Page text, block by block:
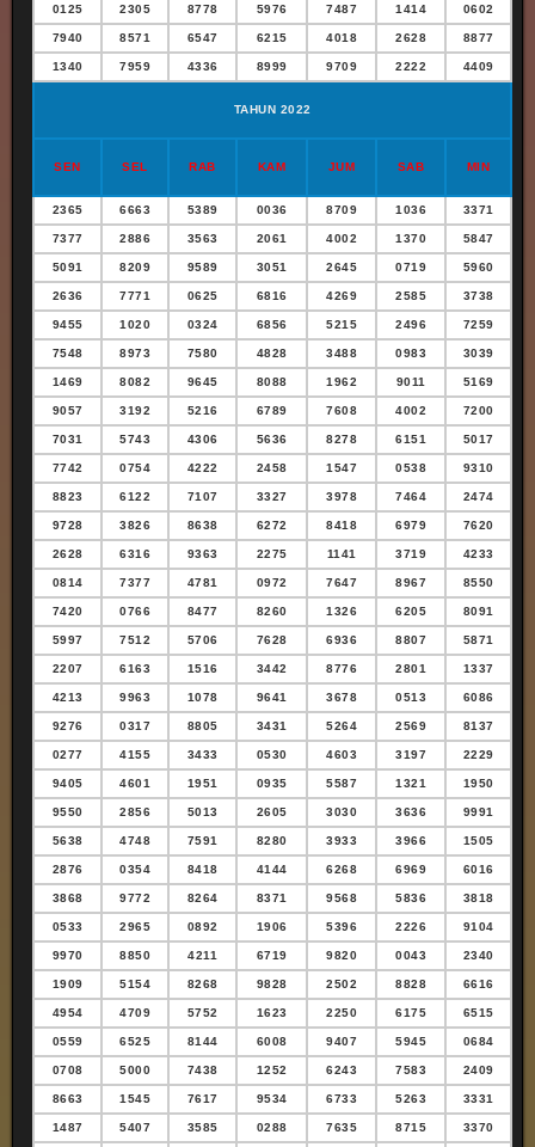
0125 2305 8778 5976 7487 1414 0602
7940 8571 6547 6215 4018 2628 8877
1340 7959 4336 8999 9709 2222 4409
TAHUN 2022
SEN SEL RAB KAM JUM SAB MIN
2365 6663 5389 0036 8709 1036 3371
7377 2886 3563 2061 4002 1370 5847
5091 8209 9589 3051 2645 0719 5960
2636 7771 0625 6816 4269 2585 3738
9455 1020 0324 6856 5215 2496 7259
7548 8973 7580 4828 3488 0983 3039
1469 8082 9645 8088 1962 9011 5169
9057 3192 5216 6789 7608 4002 7200
7031 5743 4306 5636 8278 6151 5017
7742 0754 4222 2458 1547 0538 9310
8823 6122 7107 3327 3978 7464 2474
9728 3826 8638 6272 8418 6979 7620
2628 6316 9363 2275 1141 3719 4233
0814 7377 4781 0972 7647 8967 8550
7420 0766 8477 8260 1326 6205 8091
5997 7512 5706 7628 6936 8807 5871
2207 6163 1516 3442 8776 2801 1337
4213 9963 1078 9641 3678 0513 6086
9276 0317 8805 3431 5264 2569 8137
0277 4155 3433 0530 4603 3197 2229
9405 4601 1951 0935 5587 1321 1950
9550 2856 5013 2605 3030 3636 9991
5638 4748 7591 8280 3933 3966 1505
2876 0354 8418 4144 6268 6969 6016
3868 9772 8264 8371 9568 5836 3818
0533 2965 0892 1906 5396 2226 9104
9970 8850 4211 6719 9820 0043 2340
1909 5154 8268 9828 2502 8828 6616
4954 4709 5752 1623 2250 6175 6515
0559 6525 8144 6008 9407 5945 0684
0708 5000 7438 1252 6243 7583 2409
8663 1545 7617 9534 6733 5263 3331
1487 5407 3585 0288 7635 8715 3370